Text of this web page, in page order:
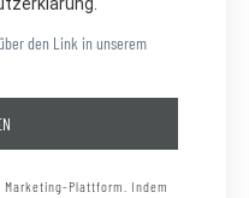
den Link in unserem
Marketing-Plattform. Indem